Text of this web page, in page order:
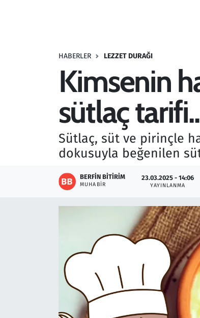
HABERLER LEZZET DURAĞI
Kimsenin
sütlaç
Sütlaç, süt ve pirinçle
dokusuyla beğenilen
BERFIN BITIRIM
MUHABIR
23.03.2025 - 14:06
YAYINLANMA
Savunma Sanayi
Teknoloji ve Bilim
Televizyon